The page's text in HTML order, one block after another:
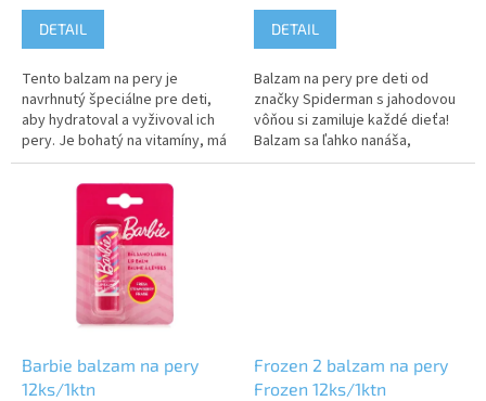
DETAIL
Tento balzam na pery je
navrhnutý špeciálne pre deti,
aby hydratoval a vyživoval ich
pery. Je bohatý na vitamíny, má
príjemnú jahodovú vôňu a
dizajnom očarí malé...
DETAIL
Balzam na pery pre deti od
značky Spiderman s jahodovou
vôňou si zamiluje každé dieťa!
Balzam sa ľahko nanáša,
hydratuje a zároveň ošetruje
Barbie balzam na pery
12ks/1ktn
Frozen 2 balzam na pery
Frozen 12ks/1ktn